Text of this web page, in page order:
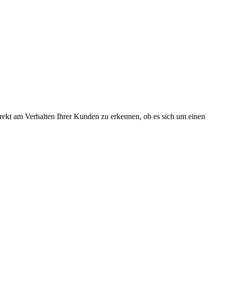
am Verhalten Ihrer Kunden zu erkennen, ob es sich um einen